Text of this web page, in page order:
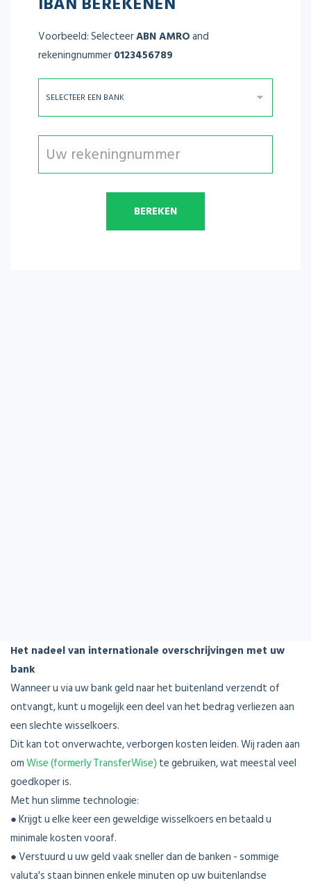
Voorbeeld: SelecteerABN AMROand
rekeningnummer0123456789
Het nadeel van internationale overschrijvingen met uw
bank
Wanneer u via uw bank geld naar het buitenland verzendt of
ontvangt, kunt u mogelijk een deel van het bedrag verliezen aan
een slechte wisselkoers.
Dit kan tot onverwachte, verborgen kosten leiden. Wij raden aan
omWise (formerly TransferWise) te gebruiken, wat meestal veel
goedkoper is.
Met hun slimme technologie:
● Krijgt u elke keer een geweldige wisselkoers en betaald u
minimale kosten vooraf.
● Verstuurd u uw geld vaak sneller dan de banken - sommige
valuta's staan binnen enkele minuten op uw buitenlandse